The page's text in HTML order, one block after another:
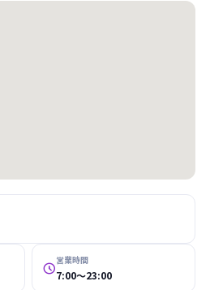
営業時間
7:00〜23:00